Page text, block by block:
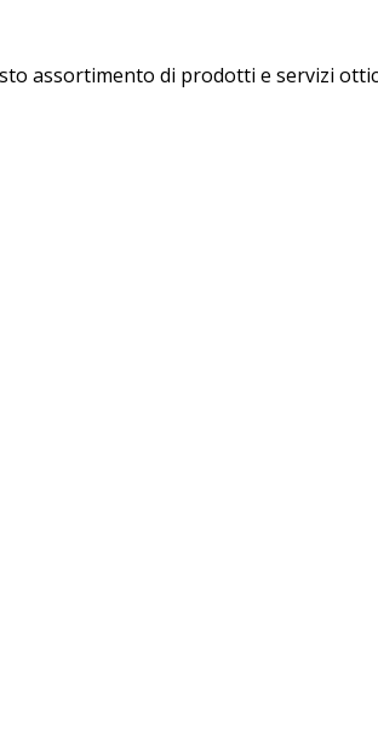
assortimento di prodotti e servizi